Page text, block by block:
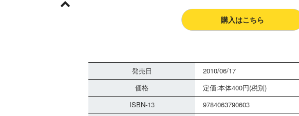
購入はこちら
発売日
2010/06/17
価格
定価:本体400円(税別)
ISBN-13
9784063790603